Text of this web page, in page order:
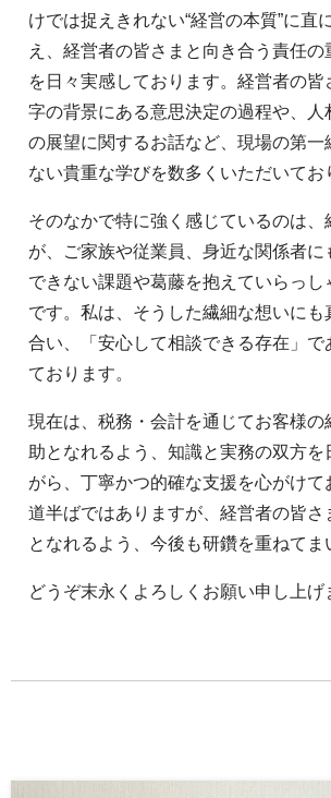
けでは捉えきれない“経営の本質”に直
え、経営者の皆さまと向き合う責任の
を日々実感しております。経営者の皆
字の背景にある意思決定の過程や、人
の展望に関するお話など、現場の第一
ない貴重な学びを数多くいただいてお
そのなかで特に強く感じているのは、
が、ご家族や従業員、身近な関係者に
できない課題や葛藤を抱えていらっし
です。私は、そうした繊細な想いにも
合い、「安心して相談できる存在」で
ております。
現在は、税務・会計を通じてお客様の
助となれるよう、知識と実務の双方を
がら、丁寧かつ的確な支援を心がけて
道半ばではありますが、経営者の皆さ
となれるよう、今後も研鑽を重ねてま
どうぞ末永くよろしくお願い申し上げ